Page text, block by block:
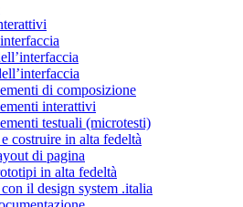
di composizione
interattivi
testuali (microtesti)
costruire in alta fedeltà
di pagina
in alta fedeltà
il design system .italia